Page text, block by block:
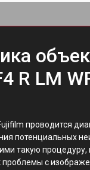
R LM
проводится
потенциальных
такую процедуру,
проблемы с